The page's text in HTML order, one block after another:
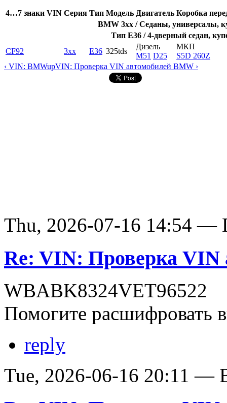
4…7 знаки VIN Серия Тип Модель Двигатель Коробка
BMW 3xx / Седаны, универсалы,
Тип E36 / 4-дверный седан,
CF92
3xx E36 325tds
Дизель
M51 D25
МКП
S5D 260Z
‹ VIN: BMWupVIN: Проверка VIN автомобилей BMW ›
Thu, 2026-07-16 14:54 —
Re: VIN: Проверка VIN
WBABK8324VET96522
Помогите расшифровать
reply
Tue, 2026-06-16 20:11 —